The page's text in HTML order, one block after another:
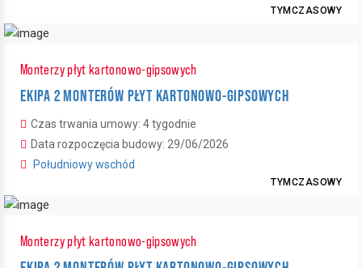
TYMCZASOWY
Monterzy płyt kartonowo-gipsowych
EKIPA 2 MONTERÓW PŁYT KARTONOWO-GIPSOWYCH
Czas trwania umowy: 4 tygodnie
Data rozpoczęcia budowy: 29/06/2026
Południowy wschód
TYMCZASOWY
Monterzy płyt kartonowo-gipsowych